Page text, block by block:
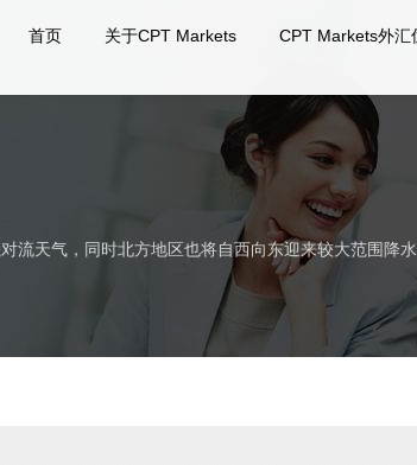
首页 关于CPT Markets CPT Markets外汇
流天气，同时北方地区也将自西向东迎来较大范围降